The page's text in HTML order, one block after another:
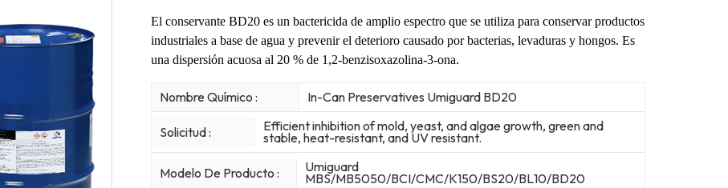
El conservante BD20 es un bactericida de amplio espectro que se utiliza para conservar productos
industriales a base de agua y prevenir el deterioro causado por bacterias, levaduras y hongos. Es
una dispersión acuosa al 20 % de 1,2-benzisoxazolina-3-ona.
Nombre Químico : In-Can Preservatives Umiguard BD20
Solicitud : Efficient inhibition of mold, yeast, and algae growth, green and
stable, heat-resistant, and UV resistant.
Modelo De Producto : Umiguard
MBS/MB5050/BCI/CMC/K150/BS20/BL10/BD20